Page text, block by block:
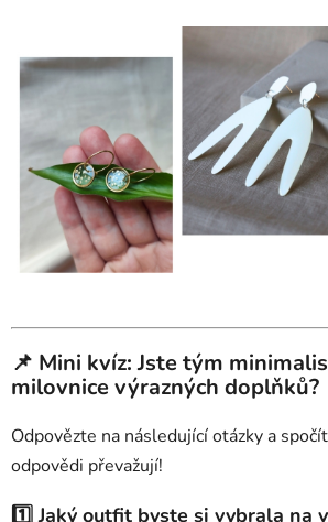
📌 Mini kvíz: Jste tým
milovnice výrazných doplňků?
Odpovězte na následující otázky a
odpovědi převažují!
1️⃣ Jaký outfit byste si vybrala na